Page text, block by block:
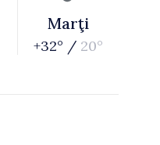
Marţi
+32° / 20°